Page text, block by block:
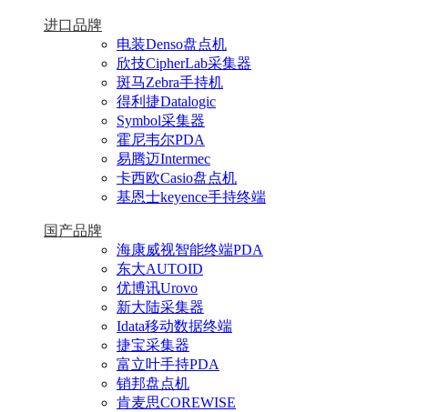
进口品牌
电装Denso盘点机
欣技CipherLab采集器
斑马Zebra手持机
得利捷Datalogic
Symbol采集器
霍尼韦尔PDA
易腾迈Intermec
卡西欧Casio盘点机
基恩士keyence手持终端
国产品牌
海康威视智能终端PDA
东大AUTOID
优博讯Urovo
新大陆采集器
Idata移动数据终端
捷宝采集器
富立叶手持PDA
销邦盘点机
肯麦思COREWISE